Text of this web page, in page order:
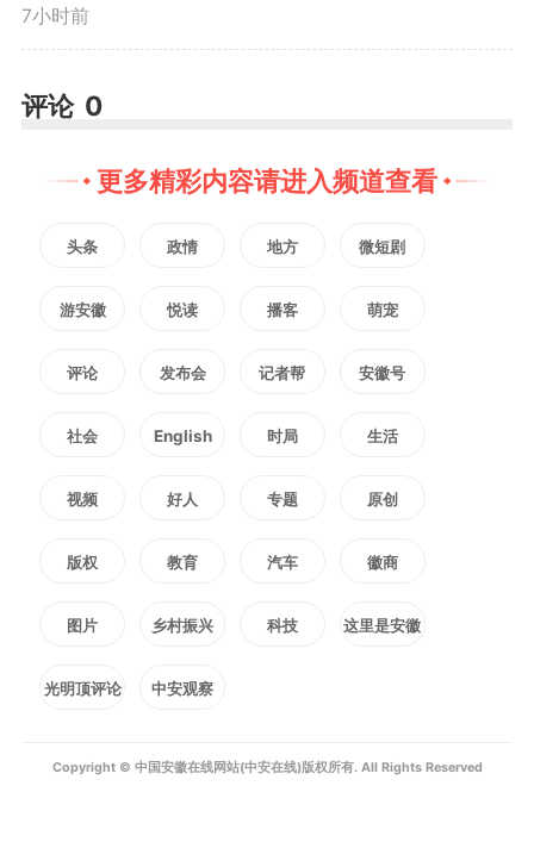
7小时前
评论 0
更多精彩内容请进入频道查看
头条 政情 地方 微短剧
游安徽 悦读 播客 萌宠
评论 发布会 记者帮 安徽号
社会 English 时局 生活
视频 好人 专题 原创
版权 教育 汽车 徽商
图片 乡村振兴 科技 这里是安徽
光明顶评论 中安观察
Copyright © 中国安徽在线网站(中安在线)版权所有. All Rights Reserved